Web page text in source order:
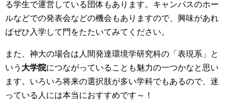
る学生で運営している団体もあります。キャンパスのホー
ルなどでの発表会などの機会もありますので、興味があれ
ばぜひ入学して門をたたいてみてください。
また、神大の場合は人間発達環境学研究科の「表現系」と
いう 大学院につながっていることも魅力の一つかなと思い
ます。いろいろ将来の選択肢が多い学科でもあるので、迷
っている人には本当におすすめです～！